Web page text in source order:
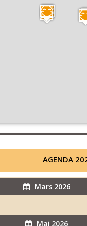
AGENDA
Mars 2026
Mai 2026